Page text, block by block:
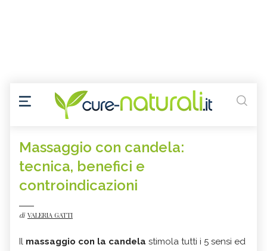
Massaggio con candela:
tecnica, benefici e
controindicazioni
di VALERIA GATTI
Il massaggio con la candela stimola tutti i 5 sensi ed